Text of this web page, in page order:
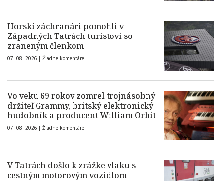
Horskí záchranári pomohli v
Západných Tatrách turistovi so
zraneným členkom
07. 08. 2026 | Žiadne komentáre
Vo veku 69 rokov zomrel trojnásobný
držiteľ Grammy, britský elektronický
hudobník a producent William Orbit
07. 08. 2026 | Žiadne komentáre
V Tatrách došlo k zrážke vlaku s
cestným motorovým vozidlom